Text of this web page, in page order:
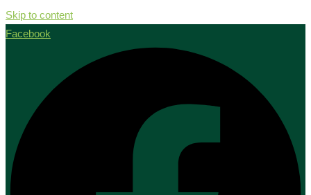
Skip to content
Facebook